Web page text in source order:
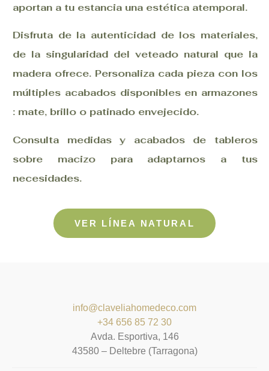
aportan a tu estancia una estética atemporal.
Disfruta de la autenticidad de los materiales,
de la singularidad del veteado natural que la
madera ofrece. Personaliza cada pieza con los
múltiples acabados disponibles en armazones
: mate, brillo o patinado envejecido.
Consulta medidas y acabados de tableros
sobre macizo para adaptarnos a tus
necesidades.
VER LÍNEA NATURAL
info@claveliahomedeco.com
+34 656 85 72 30
Avda. Esportiva, 146
43580 – Deltebre (Tarragona)